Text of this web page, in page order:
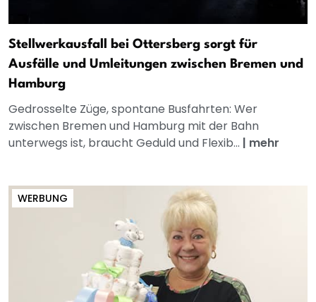
Stellwerkausfall bei Ottersberg sorgt für
Ausfälle und Umleitungen zwischen Bremen und
Hamburg
Gedrosselte Züge, spontane Busfahrten: Wer
zwischen Bremen und Hamburg mit der Bahn
unterwegs ist, braucht Geduld und Flexib... | mehr
WERBUNG